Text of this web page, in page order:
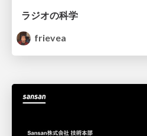
ラジオの科学
frievea